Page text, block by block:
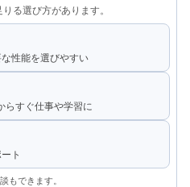
る選び方があります。
性能を選びやすい
らすぐ仕事や学習に
ト
もできます。